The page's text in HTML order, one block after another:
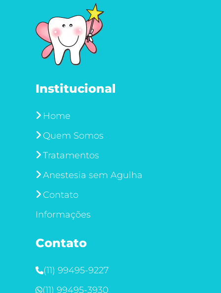
Institucional
Home
Quem Somos
Tratamentos
Anestesia sem Agulha
Contato
Informações
Contato
(11) 99495-9227
(11) 99495-3930